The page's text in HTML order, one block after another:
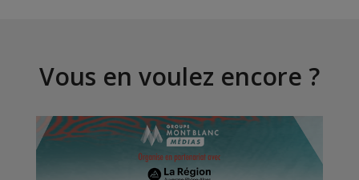
Vous en voulez encore ?